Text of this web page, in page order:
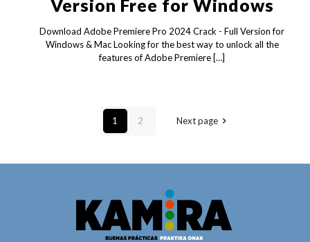
Version Free for Windows
Download Adobe Premiere Pro 2024 Crack - Full Version for
Windows & Mac Looking for the best way to unlock all the
features of Adobe Premiere […]
1 2 Next page